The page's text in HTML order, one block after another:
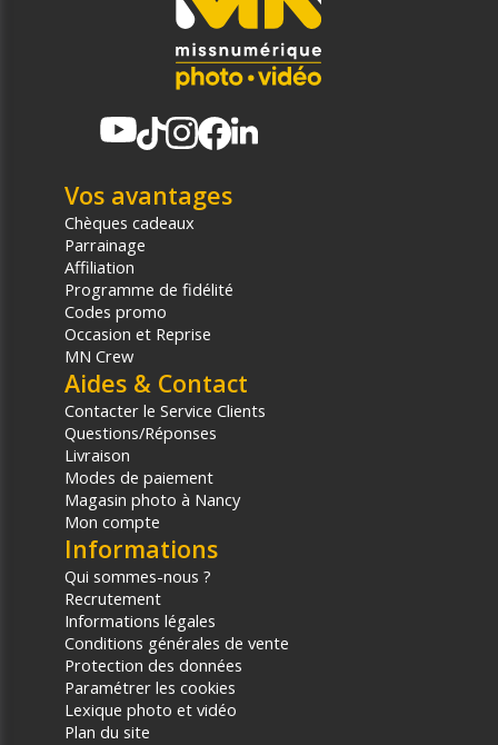
Vos avantages
Chèques cadeaux
Parrainage
Affiliation
Programme de fidélité
Codes promo
Occasion et Reprise
MN Crew
Aides & Contact
Contacter le Service Clients
Questions/Réponses
Livraison
Modes de paiement
Magasin photo à Nancy
Mon compte
Informations
Qui sommes-nous ?
Recrutement
Informations légales
Conditions générales de vente
Protection des données
Paramétrer les cookies
Lexique photo et vidéo
Plan du site